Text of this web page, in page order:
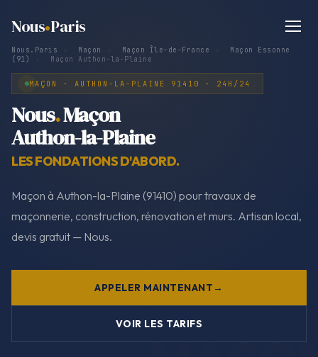
Nous Paris
Nous.Paris Maçon Maçon Île-de-France
Maçon Essonne
(91)
Maçon Authon-la-Plaine
MAÇON · AUTHON-LA-PLAINE 91410 · 24H/24
Nous.Maçon
Authon-la-Plaine
LES FONDATIONS D'ABORD.
Maçon à Authon-la-Plaine (91410) pour travaux de
maçonnerie, construction, rénovation et murs. Artisan local,
devis gratuit — Nous.
APPELER MAINTENANT
VOIR LES TARIFS